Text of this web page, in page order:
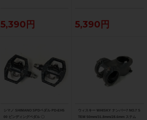
5,390円 5,390円
シマノ SHIMANO SPDペダル PD-EH5
00 ビンディングペダル 〇
ウィスキー WHISKY ナンバー7 NO.7 S
TEM 50mm/31.8mm/28.6mm ステム